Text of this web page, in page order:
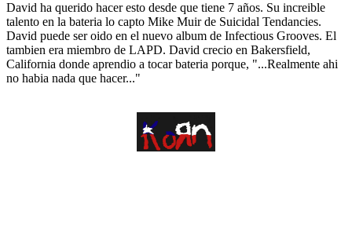
David ha querido hacer esto desde que tiene 7 años. Su increible
talento en la bateria lo capto Mike Muir de Suicidal Tendancies.
David puede ser oido en el nuevo album de Infectious Grooves. El
tambien era miembro de LAPD. David crecio en Bakersfield,
California donde aprendio a tocar bateria porque, "...Realmente ahi
no habia nada que hacer..."